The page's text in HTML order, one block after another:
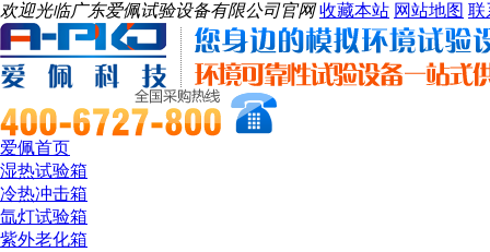
欢迎光临广东爱佩试验设备有限公司官网 收藏本站 网站地图 联
爱佩首页
湿热试验箱
冷热冲击箱
氙灯试验箱
紫外老化箱